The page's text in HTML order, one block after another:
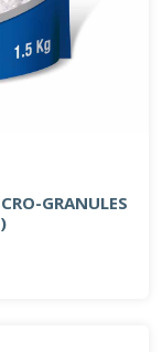
GRANULES